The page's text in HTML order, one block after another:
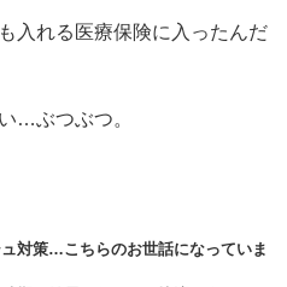
入れる医療保険に入ったんだ
…ぶつぶつ。
対策…こちらのお世話になっていま